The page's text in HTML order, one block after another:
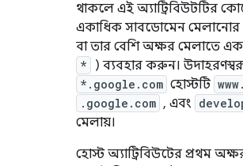
থাকলে এই অ্যাট্রিবিউটটির
একাধিক সাবডোমেন মেলানোর
বা তার বেশি অক্ষর মেলাতে
* ) ব্যবহার করুন।
*.google.com হোস্টটি
.google.com , এবং
মেলায়।
হোস্ট অ্যাট্রিবিউটের প্রথম